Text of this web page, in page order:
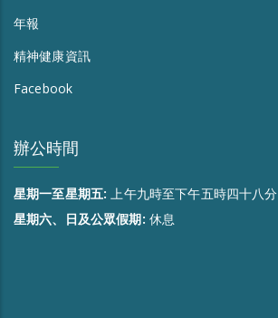
年報
精神健康資訊
Facebook
辦公時間
星期一至星期五: 上午九時至下午五時四十八分
星期六、日及公眾假期: 休息